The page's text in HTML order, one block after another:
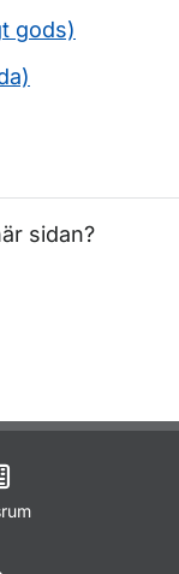
gods)
sidan?